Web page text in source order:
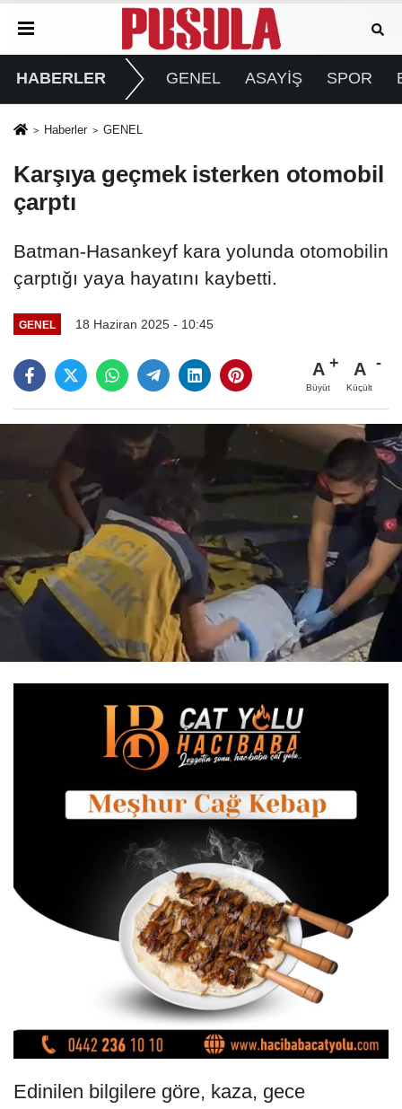
HABERLER GENEL ASAYİŞ SPOR
Haberler GENEL
Karşıya geçmek isterken otomobil
çarptı
Batman-Hasankeyf kara yolunda otomobilin
çarptığı yaya hayatını kaybetti.
GENEL 18 Haziran 2025 - 10:45
A
Büyüt
A
Küçült
Edinilen bilgilere göre, kaza, gece